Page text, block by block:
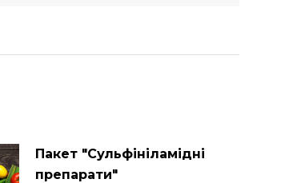
Пакет "Сульфініламідні
препарати"